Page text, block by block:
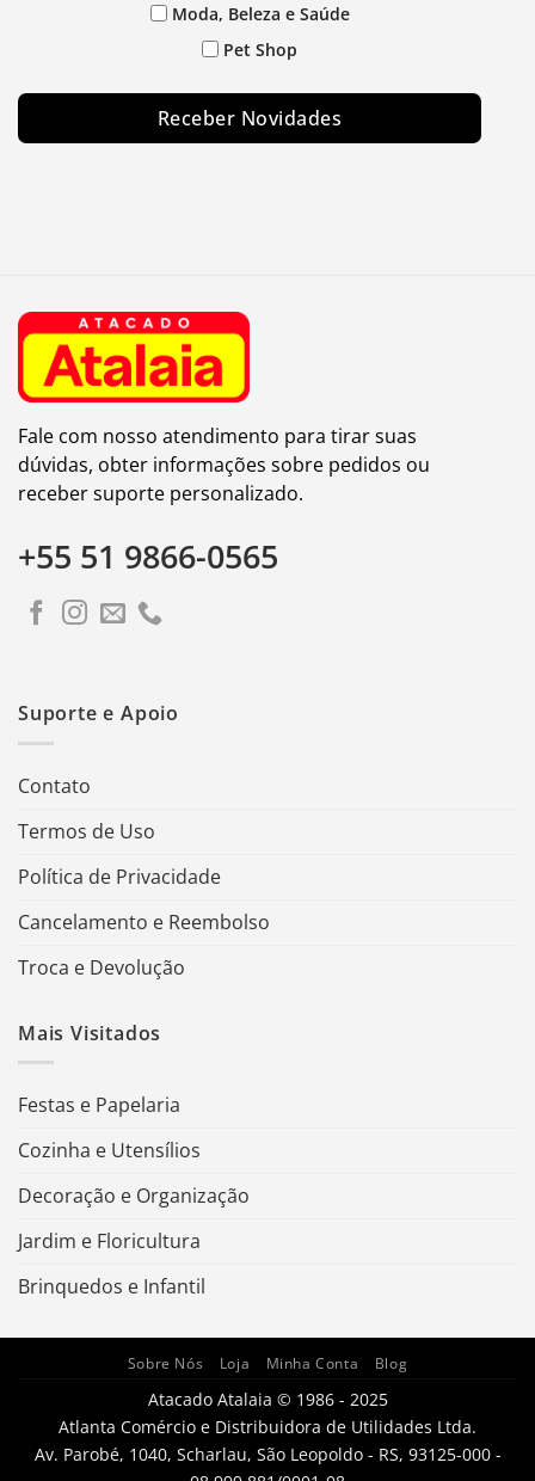
Moda, Beleza e Saúde
Pet Shop
Receber Novidades
Fale com nosso atendimento para tirar suas
dúvidas, obter informações sobre pedidos ou
receber suporte personalizado.
+55 51 9866-0565
Suporte e Apoio
Contato
Termos de Uso
Política de Privacidade
Cancelamento e Reembolso
Troca e Devolução
Mais Visitados
Festas e Papelaria
Cozinha e Utensílios
Decoração e Organização
Jardim e Floricultura
Brinquedos e Infantil
Sobre Nós Loja Minha Conta Blog
Atacado Atalaia © 1986 - 2025
Atlanta Comércio e Distribuidora de Utilidades Ltda.
Av. Parobé, 1040, Scharlau, São Leopoldo - RS, 93125-000 -